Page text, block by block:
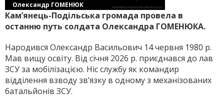
Олександр ГОМЕНЮК
Кам’янець-Подільська громада провела в
останню путь солдата Олександра ГОМЕНЮКА.
Народився Олександр Васильович 14 червня 1980 р.
Мав вищу освіту. Від січня 2026 р. приєднався до лав
ЗСУ за мобілізацією. Ніс службу як командир
відділення взводу зв’язку в одному з механізованих
батальйонів ЗСУ.